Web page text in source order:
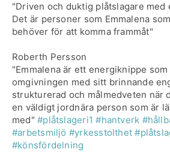
"Driven och duktig plåtslagare med
Det är personer som Emmalena
behöver för att komma frammåt"
Roberth Persson
"Emmalena är ett energiknippe
omgivningen med sitt brinnande
strukturerad och målmedveten när
en väldigt jordnära person som är
med"#plåtslageri1 #hantverk
#arbetsmiljö #yrkesstolthet
#könsfördelning